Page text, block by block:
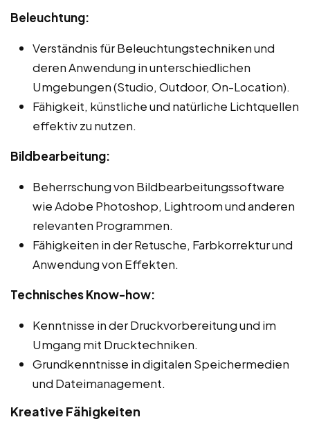
Beleuchtung:
Verständnis für Beleuchtungstechniken und
deren Anwendung in unterschiedlichen
Umgebungen (Studio, Outdoor, On-Location).
Fähigkeit, künstliche und natürliche Lichtquellen
effektiv zu nutzen.
Bildbearbeitung:
Beherrschung von Bildbearbeitungssoftware
wie Adobe Photoshop, Lightroom und anderen
relevanten Programmen.
Fähigkeiten in der Retusche, Farbkorrektur und
Anwendung von Effekten.
Technisches Know-how:
Kenntnisse in der Druckvorbereitung und im
Umgang mit Drucktechniken.
Grundkenntnisse in digitalen Speichermedien
und Dateimanagement.
Kreative Fähigkeiten